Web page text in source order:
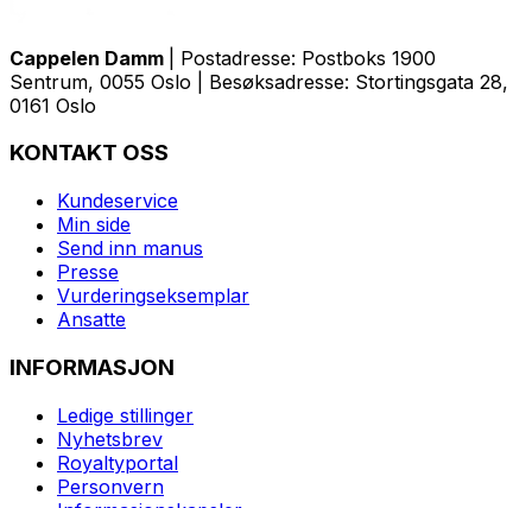
Cappelen Damm
| Postadresse: Postboks 1900
Sentrum, 0055 Oslo | Besøksadresse: Stortingsgata 28,
0161 Oslo
KONTAKT OSS
Kundeservice
Min side
Send inn manus
Presse
Vurderingseksemplar
Ansatte
INFORMASJON
Ledige stillinger
Nyhetsbrev
Royaltyportal
Personvern